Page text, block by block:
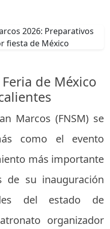
de México
Marcos (FNSM) se
como el evento
más importante
de su inauguración
del estado de
organizador